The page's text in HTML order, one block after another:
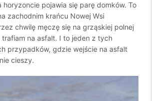
horyzoncie pojawia się parę domków. To
zachodnim krańcu Nowej Wsi
chwilę męczę się na grząskiej polnej
na asfalt. I to jeden z tych
przypadków, gdzie wejście na asfalt
cieszy.